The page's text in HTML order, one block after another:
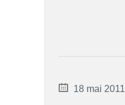
18 mai 2011